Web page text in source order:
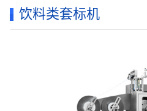
饮料类套标机